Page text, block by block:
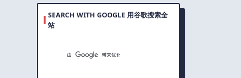
SEARCH WITH GOOGLE 用谷歌搜索全
站